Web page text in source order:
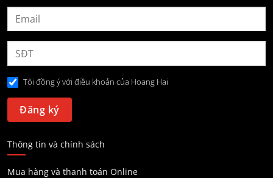
Tôi đồng ý với điều khoản của Hoang Hai
Thông tin và chính sách
Mua hàng và thanh toán Online